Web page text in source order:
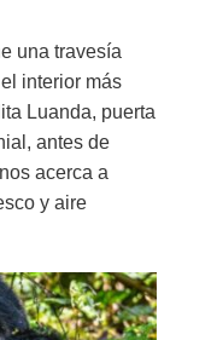
una travesía
interior más
Luanda, puerta
antes de
acerca a
y aire